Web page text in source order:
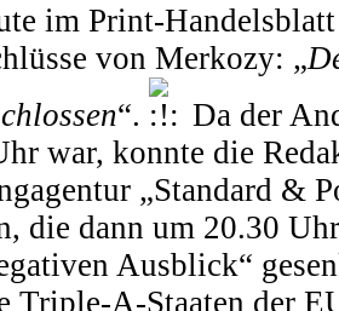
im Print-
von Merkozy: „
“.
Da der
war, konnte die
„Standard &
die dann um 20.30
Ausblick“
Triple-A-Staaten der